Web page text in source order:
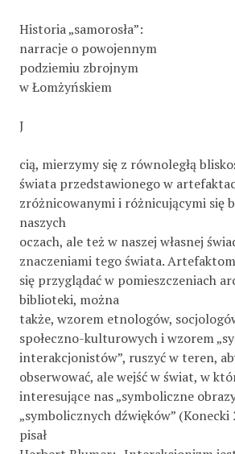
Historia „samorosła”:
narracje o powojennym
podziemiu zbrojnym
w Łomżyńskiem
J
cią, mierzymy się z równoległą
świata przedstawionego w
zróżnicowanymi i różnicującymi się
naszych
oczach, ale też w naszej własnej
znaczeniami tego świata.
się przyglądać w pomieszczeniach
biblioteki, można
także, wzorem etnologów,
społeczno-kulturowych i wzorem
interakcjonistów”, ruszyć w teren,
obserwować, ale wejść w świat, w
interesujące nas „symboliczne
„symbolicznych dźwięków” (Konecki
pisał